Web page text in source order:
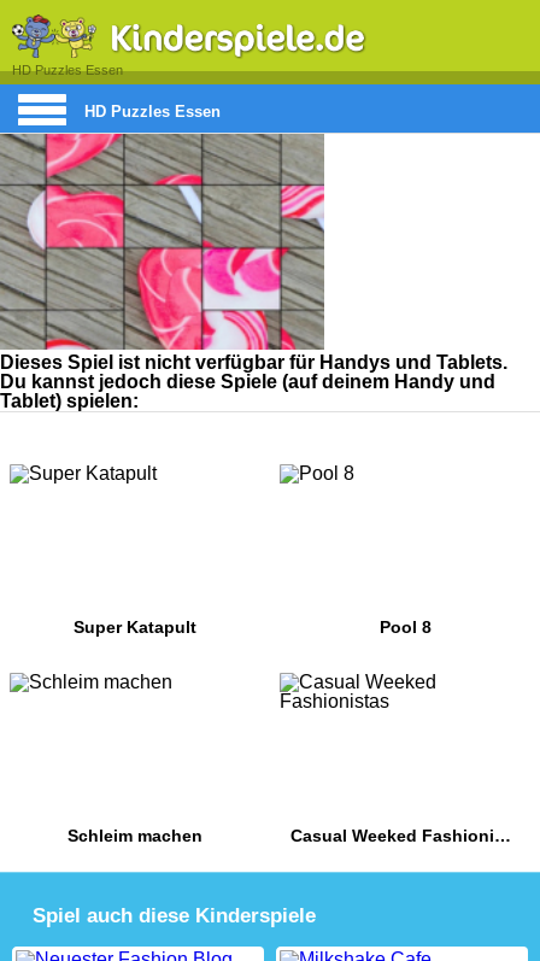
HD Puzzles Essen
HD Puzzles Essen
Dieses Spiel ist nicht verfügbar für Handys und Tablets.
Du kannst jedoch diese Spiele (auf deinem Handy und
Tablet) spielen:
Super Katapult Pool 8
Schleim machen Casual Weeked Fashionistas
Spiel auch diese Kinderspiele